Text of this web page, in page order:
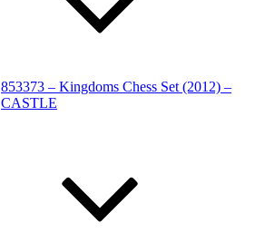
853373 – Kingdoms Chess Set (2012) –
CASTLE